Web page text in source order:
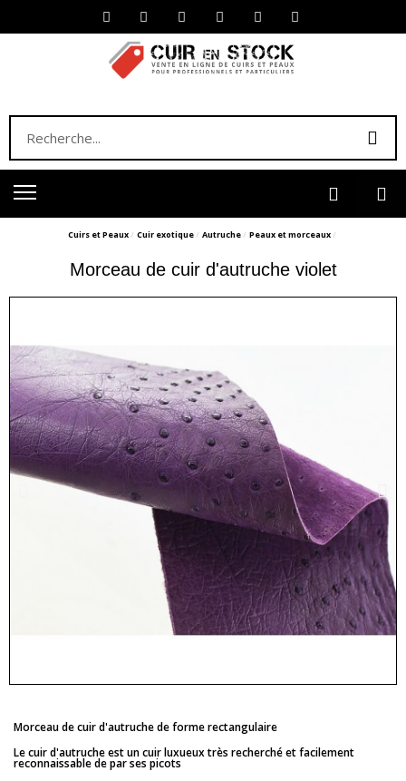
Cuirs et Peaux Cuir exotique Autruche Peaux et morceaux
Morceau de cuir d'autruche violet
Morceau de cuir d'autruche de forme rectangulaire
Le cuir d'autruche est un cuir luxueux très recherché et facilement
reconnaissable de par ses picots